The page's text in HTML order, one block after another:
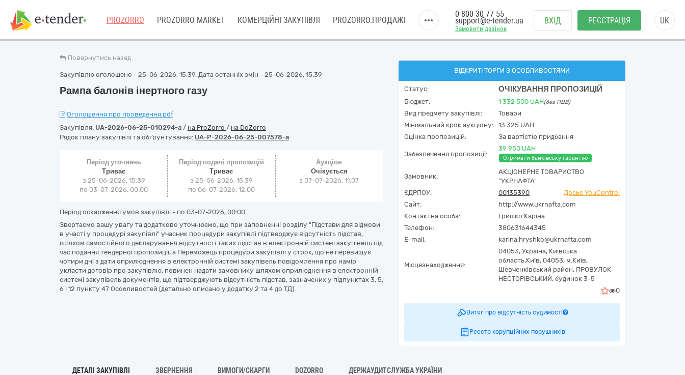
PROZORRO PROZORRO MARKET КОМЕРЦІЙНІ ЗАКУПІВЛІ PROZORRO.ПРОДАЖІ
Замовити дзвінок
0 800 30 77 55
support@e-tender.ua ВХІД РЕЄСТРАЦІЯ UK
Повернутись назад
Закупівлю оголошено - 25-06-2026, 15:39. Дата останніх змін - 25-06-2026, 15:39
Рампа балонів інертного газу
Оголошення про проведення.pdf
Закупівля: UA-2026-06-25-010294-a / на ProZorro / на DoZorro
Рядок плану закупівлі та обґрунтування: UA-P-2026-06-25-007578-a
Період уточнень
Триває
з 25-06-2026, 15:39
по 03-07-2026, 00:00
Період подачі пропозицій
Триває
з 25-06-2026, 15:39
по 06-07-2026, 12:00
Аукціон
Очікується
з 07-07-2026, 11:07
Період оскарження умов закупівлі - по 03-07-2026, 00:00
Звертаємо вашу увагу та додатково уточнюємо, що при заповненні розділу "Підстави для відмови
в участі у процедурі закупівлі" учасник процедури закупівлі підтверджує відсутність підстав,
шляхом самостійного декларування відсутності таких підстав в електронній системі закупівель під
час подання тендерної пропозиції, а Переможець процедури закупівлі у строк, що не перевищує
чотири дні з дати оприлюднення в електронній системі закупівель повідомлення про намір
укласти договір про закупівлю, повинен надати замовнику шляхом оприлюднення в електронній
системі закупівель документів, що підтверджують відсутність підстав, зазначених у підпунктах 3, 5,
6 і 12 пункту 47 Особливостей (детально описано у додатку 2 та 4 до ТД).
ВІДКРИТІ ТОРГИ З ОСОБЛИВОСТЯМИ
Статус: ОЧІКУВАННЯ ПРОПОЗИЦІЙ
Бюджет: 1 332 500 UAH(без ПДВ)
Вид предмету закупівлі:
Товари
Мінімальний крок аукціону:
13 325 UAH
Оцінка пропозицій:
За вартістю придбання
Забезпечення пропозиції:
39 950 UAH
Отримати банківську гарантію
Замовник:
АКЦІОНЕРНЕ ТОВАРИСТВО
"УКPНAФТА"
ЄДРПОУ:
00135390
Досьє YouControl
Сайт:
http://www.ukrnafta.com
Контактна особа:
Гришко Каріна
Телефон:
380631644345
E-mail:
karina.hryshko@ukrnafta.com
Місцезнаходження:
04053, Україна, Київська
область,Київ, 04053, м.Київ,
Шевченківський район, ПРОВУЛОК
НЕСТОРІВСЬКИЙ, будинок 3-5
0
Витяг про відсутність судимості
Реєстр корупційних порушників
ДЕТАЛІ ЗАКУПІВЛІ ЗВЕРНЕННЯ ВИМОГИ/СКАРГИ DOZORRO ДЕРЖАУДИТСЛУЖБА УКРАЇНИ